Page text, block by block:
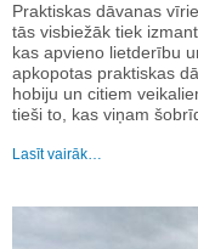
Praktiskas dāvanas
tās visbiežāk tiek
kas apvieno lietderību
apkopotas praktiskas
hobiju un citiem
tieši to, kas viņam
Lasīt vairāk…